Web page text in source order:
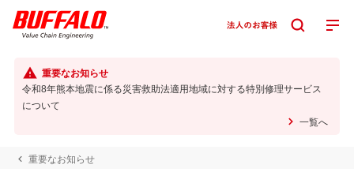
重要なお知らせ
令和8年熊本地震に係る災害救助法適用地域に対する特別修理サービス
について
一覧へ
重要なお知らせ